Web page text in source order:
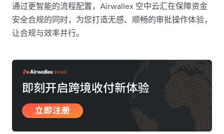
通过更智能的流程配置，Airwallex 空中云汇在保障资金
安全合规的同时，为您打造无感、顺畅的审批操作体验，
让合规与效率并行。